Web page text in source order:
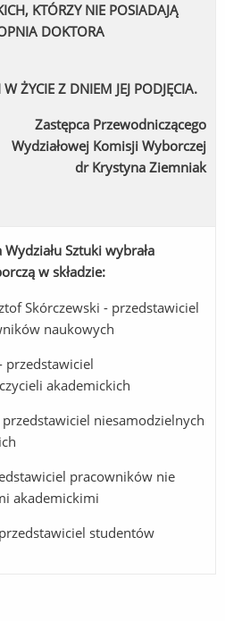
KTÓRZY NIE POSIADAJĄ
DOKTORA
ŻYCIE Z DNIEM JEJ PODJĘCIA.
Zastępca Przewodniczącego
Wydziałowej Komisji Wyborczej
dr Krystyna Ziemniak
Sztuki wybrała
w składzie:
Skórczewski - przedstawiciel
naukowych
przedstawiciel
akademickich
niesamodzielnych
pracowników nie
akademickimi
studentów